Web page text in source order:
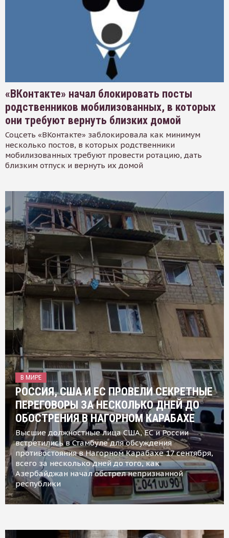
«ВКонтакте» начал блокировать посты
родственников мобилизованных, в которых
они требуют вернуть близких домой
Соцсеть «ВКонтакте» заблокировала как минимум
несколько постов, в которых родственники
мобилизованных требуют провести ротацию, дать
близким отпуск и вернуть их домой
В МИРЕ
РОССИЯ, США И ЕС ПРОВЕЛИ СЕКРЕТНЫЕ
ПЕРЕГОВОРЫ ЗА НЕСКОЛЬКО ДНЕЙ ДО
ОБОСТРЕНИЯ В НАГОРНОМ КАРАБАХЕ
Высшие должностные лица США, ЕС и России
встретились в Стамбуле для обсуждения
противостояния в Нагорном Карабахе 17 сентября,
всего за несколько дней до того, как
Азербайджан начал обстрел непризнанной
республики